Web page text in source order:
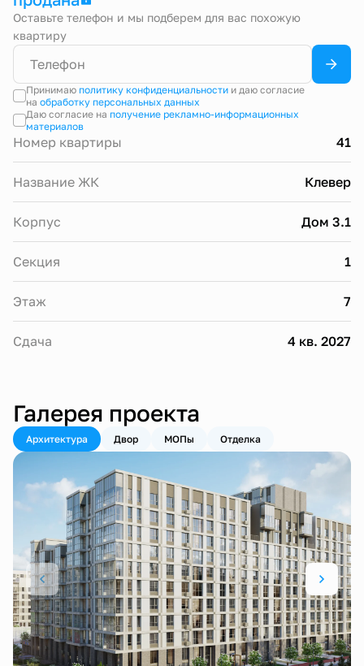
Оставьте телефон и мы подберем для вас похожую
квартиру
Принимаю политику конфиденциальностии даю согласие
на обработку персональных данных
Даю согласие на получение рекламно-информационных
материалов
Номер квартиры 41
Название ЖК Клевер
Корпус Дом 3.1
Секция 1
Этаж 7
Сдача 4 кв. 2027
Галерея проекта
Архитектура Двор МОПы Отделка